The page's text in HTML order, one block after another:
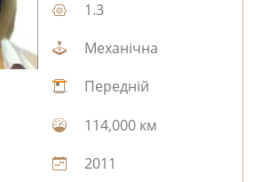
1.3
Механічна
Передній
114,000 км
2011